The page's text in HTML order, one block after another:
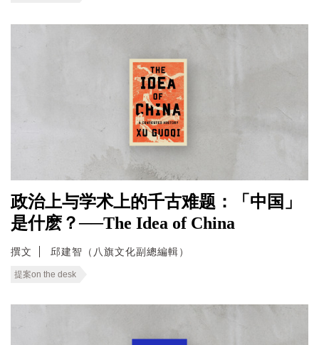
政治上与学术上的千古难题：「中国」
是什麽？──The Idea of China
撰文 邱建智（八旗文化副總編輯）
提案on the desk